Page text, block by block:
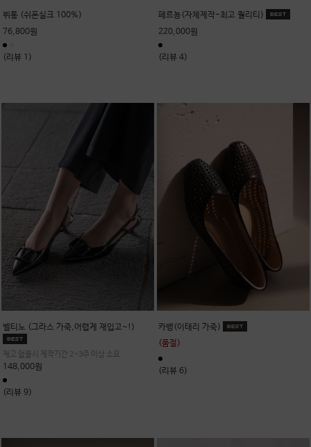
뷔통 (쉬폰실크 100%)
76,800원
(리뷰 1)
페르뇽(자체제작-최고 퀄리티)
220,000원
(리뷰 4)
벨티노 (그라스 가죽,어렵게 재입고~!)
재고 없을시 제작기간 2~3주 이상 소요
148,000원
(리뷰 9)
카뱅(이태리 가죽)
(품절)
(리뷰 6)